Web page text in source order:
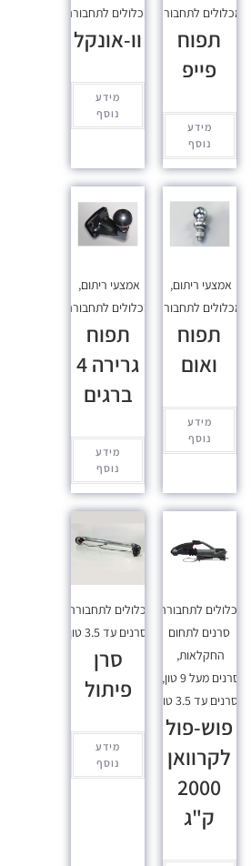
מכלולים לתחבורה
תפוח
פייפ
מידע
נוסף
מכלולים לתחבורה
וו-אונקל
מידע
נוסף
אמצעי ריתום,
מכלולים לתחבורה
תפוח
ואום
מידע
נוסף
אמצעי ריתום,
מכלולים לתחבורה
תפוח
גרירה 4
ברגים
מידע
נוסף
לתחבורה,
סרנים לתחום
החקלאות,
סרנים מעל 9 טון
,
סרנים עד 3.5 טון
פוש-פול
לקרוואן
2000
ק"ג
מכלולים לתחבורה,
סרנים עד 3.5 טון
סרן
פיתול
מידע
נוסף